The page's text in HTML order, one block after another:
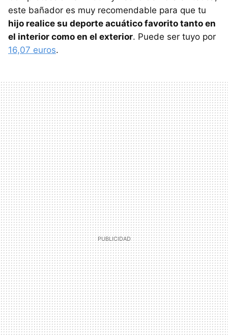
este bañador es muy recomendable para que tu
hijo realice su deporte acuático favorito tanto en
el interior como en el exterior. Puede ser tuyo por
16,07 euros.